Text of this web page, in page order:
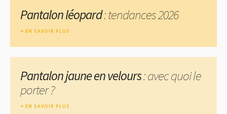
Pantalon léopard: tendances 2026
EN SAVOIR PLUS
Pantalon jaune en velours: avec quoi le
porter ?
EN SAVOIR PLUS